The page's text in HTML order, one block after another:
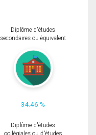
Diplôme d'études
secondaires ou équivalent
34.46 %
Diplôme d'études